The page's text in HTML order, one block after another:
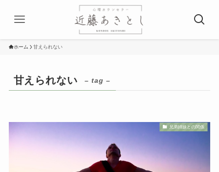
ホーム 甘えられない
甘えられない – tag –
兄弟姉妹との関係